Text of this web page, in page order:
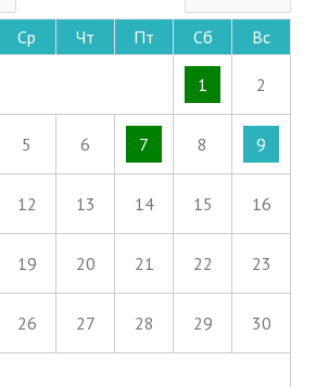
Ср Чт Пт Сб Вс
1 2
5 6 7 8 9
12 13 14 15 16
19 20 21 22 23
26 27 28 29 30